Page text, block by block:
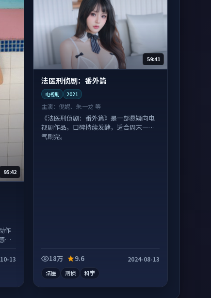
95:42
作
戏
13
59:41
法医刑侦剧：番外篇
电视剧 2021
主演：倪妮、朱一龙 等
《法医刑侦剧：番外篇》是一部悬疑向电
视剧作品，口碑持续发酵，适合周末一口
气刷完。
18万 9.6 2024-08-13
法医 刑侦 科学